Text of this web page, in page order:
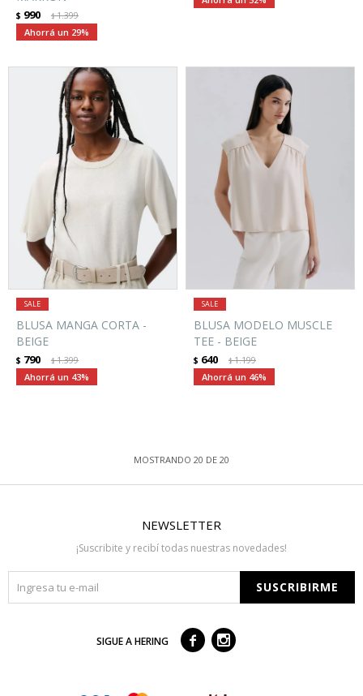
$ 990 $1.399
29
BLUSA MANGA CORTA -
BEIGE
$ 790 $1.399
43
BLUSA MODELO MUSCLE
TEE - BEIGE
$ 640 $1.199
46
MOSTRANDO 20 DE 20
NEWSLETTER
¡Suscribite y recibí todas nuestras novedades!
SUSCRIBIRME
SIGUE A HERING  